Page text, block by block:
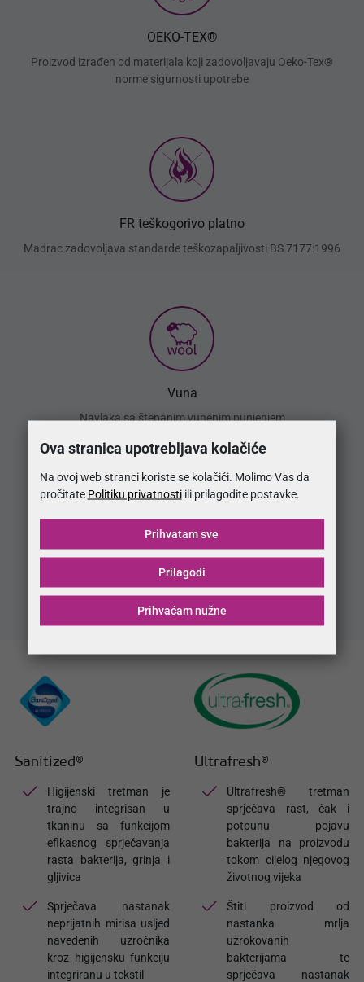
OEKO-TEX®
Proizvod izrađen od materijala koji zadovoljavaju Oeko-Tex®
norme sigurnosti upotrebe
FR teškogorivo platno
Madrac zadovoljava standarde teškozapaljivosti BS 7177:1996
Vuna
Navlaka sa štepanim vunenim punjenjem
Pocket jezgra
Osnova baze madraca od džepićastih opružnih jezgri
Sanitized®
Higijenski tretman je
trajno integrisan u
tkaninu sa funkcijom
efikasnog sprječavanja
rasta bakterija, grinja i
gljivica
Sprječava nastanak
neprijatnih mirisa usljed
navedenih uzročnika
kroz higijensku funkciju
integriranu u tekstil
Ultrafresh®
Ultrafresh® tretman
sprječava rast, čak i
potpunu pojavu
bakterija na proizvodu
tokom cijelog njegovog
životnog vijeka
Štiti proizvod od
nastanka mrlja
uzrokovanih
bakterijama te
sprječava nastanak
Ova stranica upotrebljava kolačiće
Na ovoj web stranci koriste se kolačići. Molimo Vas da
pročitate Politiku privatnostiili prilagodite postavke.
Prihvaćam nužne
Prilagodi
Prihvatam sve